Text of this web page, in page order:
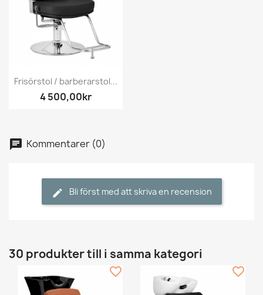
Frisörstol / barberarstol...
4 500,00kr
Kommentarer (0)
Bli först med att skriva en recension
30 produkter till i samma kategori
favorite_border favorite_border